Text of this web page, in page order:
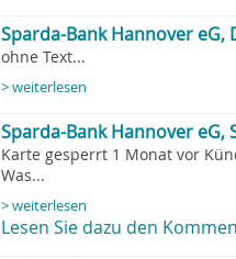
Sparda-Bank Hannover
ohne Text...
> weiterlesen
Sparda-Bank Hannover
Karte gesperrt 1 Monat vor
Was...
> weiterlesen
Lesen Sie dazu den